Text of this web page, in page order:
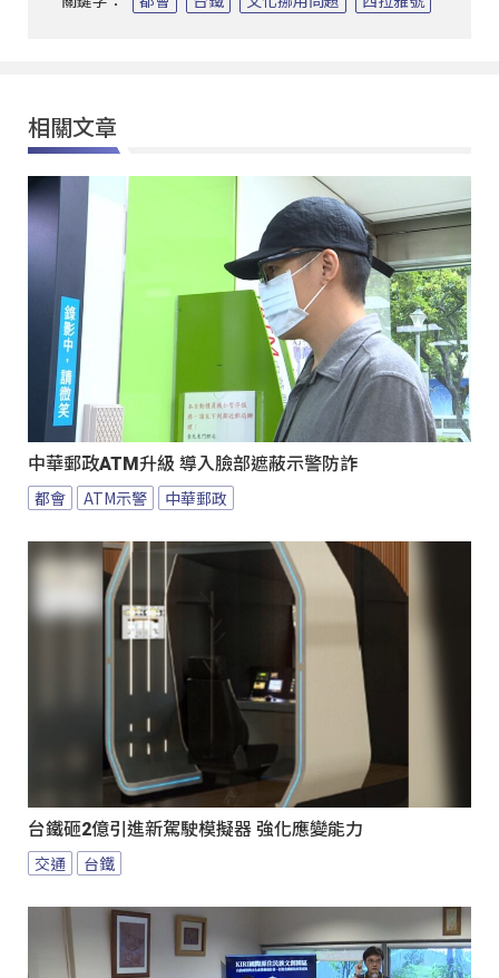
相關文章
中華郵政ATM升級 導入臉部遮蔽示警防詐
都會 ATM示警 中華郵政
台鐵砸2億引進新駕駛模擬器 強化應變能力
交通 台鐵